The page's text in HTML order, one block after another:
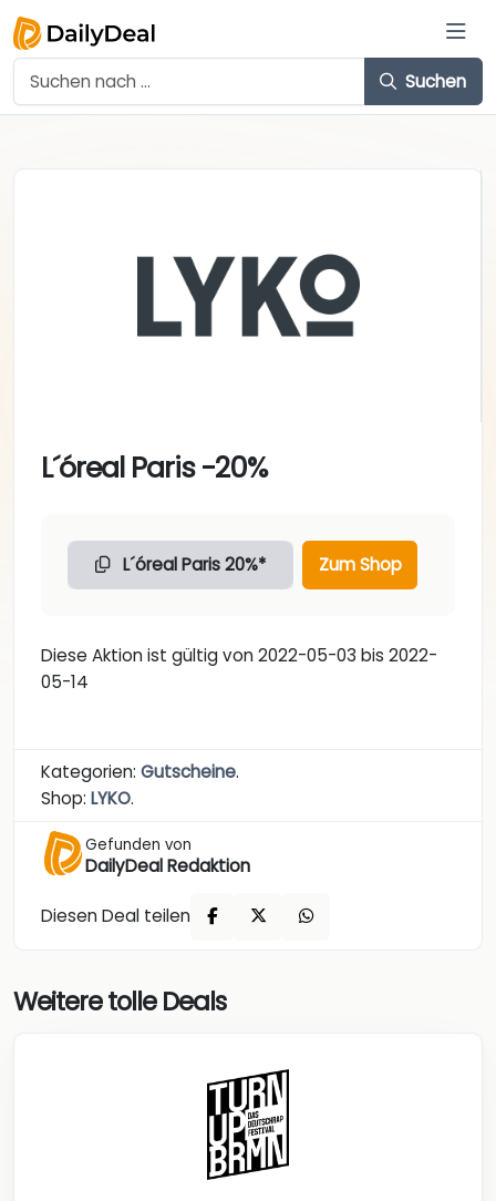
Suchen
L´óreal Paris -20%
L´óreal Paris 20%* Zum Shop
Diese Aktion ist gültig von 2022-05-03 bis 2022-
05-14
Kategorien: Gutscheine.
Shop: LYKO.
Gefunden von
DailyDeal Redaktion
Diesen Deal teilen
Weitere tolle Deals